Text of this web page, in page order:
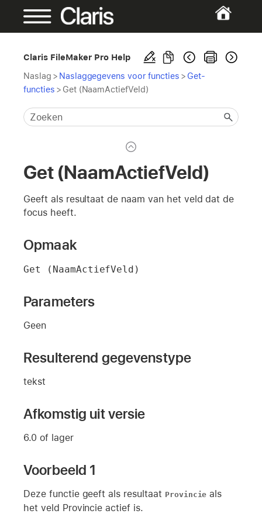
Claris FileMaker Pro Help
Naslag > Naslaggegevens voor functies > Get-
functies > Get (NaamActiefVeld)
Get (NaamActiefVeld)
Geeft als resultaat de naam van het veld dat de
focus heeft.
Opmaak
Get (NaamActiefVeld)
Parameters
Geen
Resulterend gegevenstype
tekst
Afkomstig uit versie
6.0 of lager
Voorbeeld 1
Deze functie geeft als resultaat Provincie als
het veld Provincie actief is.